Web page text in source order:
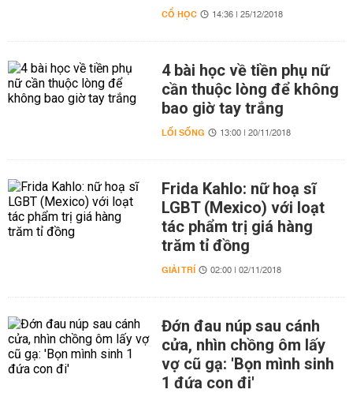
CỔ HỌC 14:36 | 25/12/2018
4 bài học về tiền phụ nữ
cần thuộc lòng để không
bao giờ tay trắng
LỐI SỐNG 13:00 | 20/11/2018
Frida Kahlo: nữ hoạ sĩ
LGBT (Mexico) với loạt
tác phẩm trị giá hàng
trăm tỉ đồng
GIẢI TRÍ 02:00 | 02/11/2018
Đớn đau núp sau cánh
cửa, nhìn chồng ôm lấy
vợ cũ gạ: 'Bọn mình sinh
1 đứa con đi'